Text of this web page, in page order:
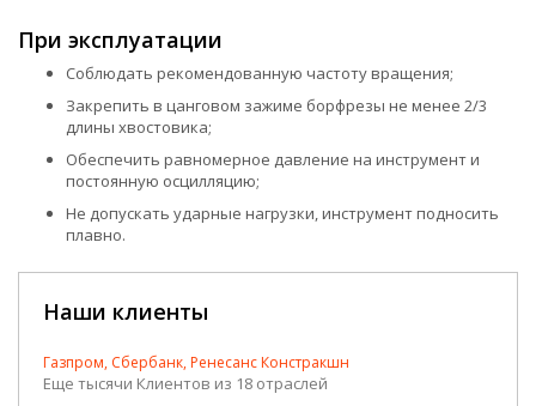
При эксплуатации
Соблюдать рекомендованную частоту вращения;
Закрепить в цанговом зажиме борфрезы не менее 2/3
длины хвостовика;
Обеспечить равномерное давление на инструмент и
постоянную осцилляцию;
Не допускать ударные нагрузки, инструмент подносить
плавно.
Наши клиенты
Газпром, Сбербанк, Ренесанс Констракшн
Еще тысячи Клиентов из 18 отраслей